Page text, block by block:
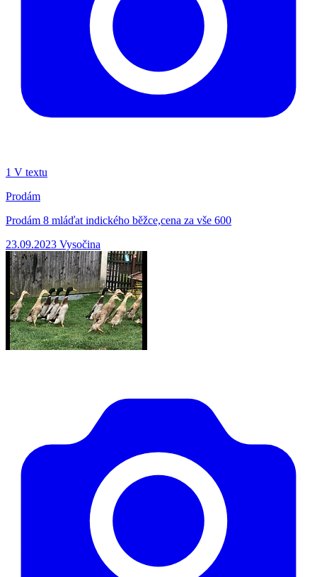
1 V textu
Prodám
Prodám 8 mláďat indického běžce,cena za vše 600
23.09.2023 Vysočina